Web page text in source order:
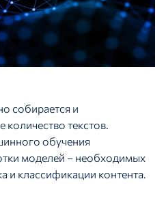
собирается и
текстов.
обучения
моделей – необходимых
и классификации контента.